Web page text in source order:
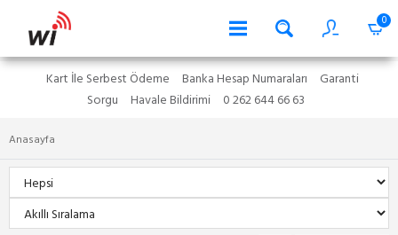
0
Kart İle Serbest Ödeme Banka Hesap Numaraları
Garanti
Sorgu
Havale Bildirimi 0 262 644 66 63
Anasayfa